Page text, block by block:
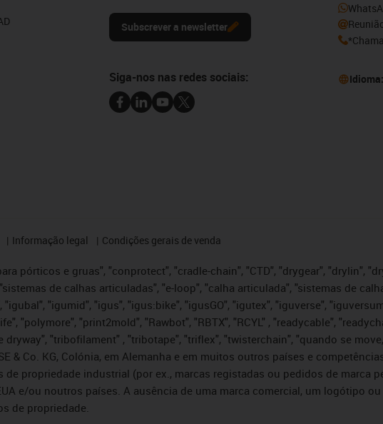
Subscrever a newsletter
Siga-nos nas redes sociais: Idioma:
Informação legal Condições gerais de venda
pórticos e gruas", "conprotect", "cradle-chain", "CTD", "drygear", "drylin",
de calhas articuladas", "e-loop", "calha articulada", "sistemas de
"igumid", "igus", "igus:bike", "igusGO", "igutex", "iguverse",
"print2mold", "Rawbot", "RBTX", "RCYL" , "readycable",
"tribofilament" , "tribotape", "triflex", "twisterchain", "quando se
& Co. KG, Colónia, em Alemanha e em muitos outros países e
propriedade industrial (por ex., marcas registadas ou pedidos de marca
e/ou noutros países. A ausência de uma marca comercial, um logótipo
de propriedade.